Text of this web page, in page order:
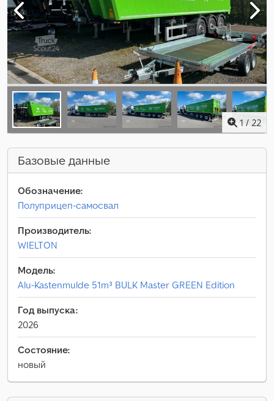
1 / 22
Базовые данные
Обозначение:
Полуприцеп-самосвал
Производитель:
WIELTON
Модель:
Alu-Kastenmulde 51m³ BULK Master GREEN Edition
Год выпуска:
2026
Состояние:
новый